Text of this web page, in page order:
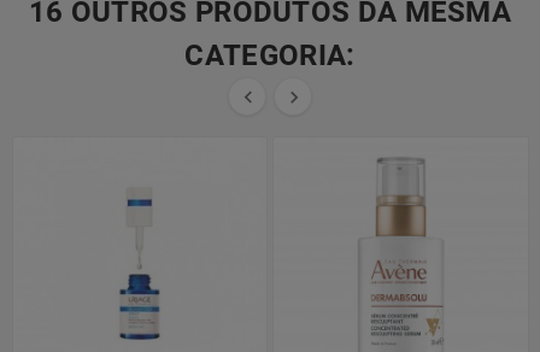
16 OUTROS PRODUTOS DA MESMA
CATEGORIA:
 